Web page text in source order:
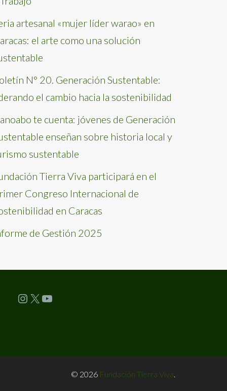
artesanal «mujer líder warao» en
el arte como una solución
N° 20. Generación Sustentable:
el cambio hacia la sostenibilidad
te cuenta: jóvenes de Generación
enseñan sobre historia local y
sustentable
Tierra Viva participará en el
Congreso Internacional de
en Caracas
de Gestión 2025
Instagram X YouTube
© 2026 Fundación Tierra Viva.